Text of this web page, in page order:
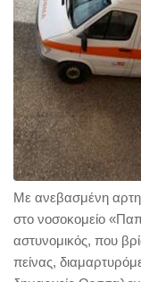
Με ανεβασμένη
στο νοσοκομείο
αστυνομικός, που
πείνας,